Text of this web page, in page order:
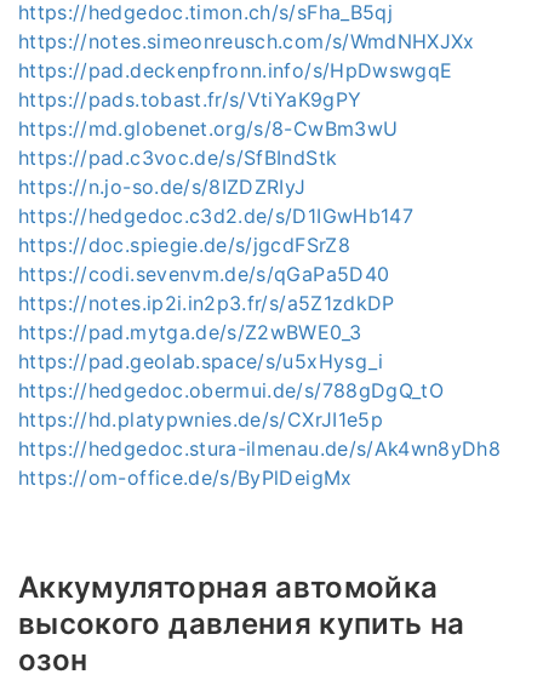
https://hedgedoc.timon.ch/s/sFha_B5qj
https://notes.simeonreusch.com/s/WmdNHXJXx
https://pad.deckenpfronn.info/s/HpDwswgqE
https://pads.tobast.fr/s/VtiYaK9gPY
https://md.globenet.org/s/8-CwBm3wU
https://pad.c3voc.de/s/SfBIndStk
https://n.jo-so.de/s/8IZDZRIyJ
https://hedgedoc.c3d2.de/s/D1IGwHb147
https://doc.spiegie.de/s/jgcdFSrZ8
https://codi.sevenvm.de/s/qGaPa5D40
https://notes.ip2i.in2p3.fr/s/a5Z1zdkDP
https://pad.mytga.de/s/Z2wBWE0_3
https://pad.geolab.space/s/u5xHysg_i
https://hedgedoc.obermui.de/s/788gDgQ_tO
https://hd.platypwnies.de/s/CXrJI1e5p
https://hedgedoc.stura-ilmenau.de/s/Ak4wn8yDh8
https://om-office.de/s/ByPlDeigMx
Аккумуляторная автомойка
высокого давления купить на
озон